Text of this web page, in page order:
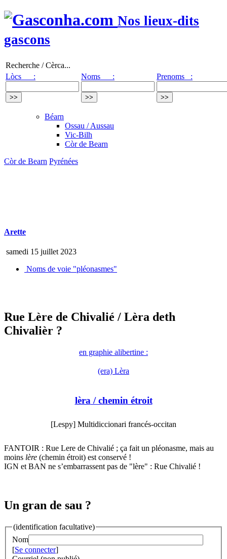
Nos lieux-dits
gascons
Recherche / Cèrca...
Lòcs :
Noms : Prenoms :
Béarn
Ossau / Aussau
Vic-Bilh
Còr de Bearn
Còr de Bearn Pyrénées
Arette
samedi 15 juillet 2023
Noms de voie "pléonasmes"
Rue Lère de Chivalié / Lèra deth
Chivalièr ?
en graphie alibertine :
(era) Lèra
lèra / chemin étroit
[Lespy] Multidiccionari francés-occitan
FANTOIR : Rue Lere de Chivalié ; ça fait un pléonasme, mais au
moins lère (chemin étroit) est conservé !
IGN et BAN ne s’embarrassent pas de "lère" : Rue Chivalié !
Un gran de sau ?
(identification facultative)
Nom
[Se connecter]